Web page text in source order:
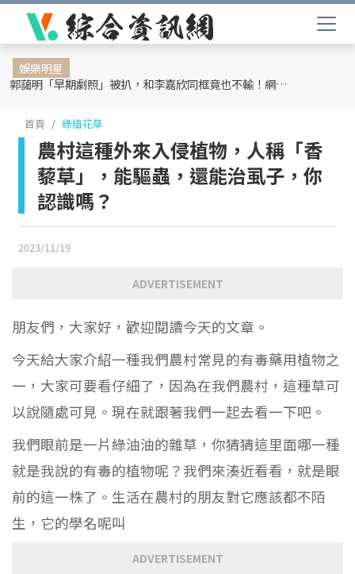
娛樂明星
郭藹明「早期劇照」被扒，和李嘉欣同框竟也不輸！網友：難怪劉青云這麼愛她
首頁 綠植花草
農村這種外來入侵植物，人稱「香
藜草」，能驅蟲，還能治虱子，你
認識嗎？
2023/11/19
ADVERTISEMENT
朋友們，大家好，歡迎閱讀今天的文章。
今天給大家介紹一種我們農村常見的有毒藥用植物之
一，大家可要看仔細了，因為在我們農村，這種草可
以說隨處可見。現在就跟著我們一起去看一下吧。
我們眼前是一片綠油油的雜草，你猜猜這里面哪一種
就是我說的有毒的植物呢？我們來湊近看看，就是眼
前的這一株了。生活在農村的朋友對它應該都不陌
生，它的學名呢叫
ADVERTISEMENT